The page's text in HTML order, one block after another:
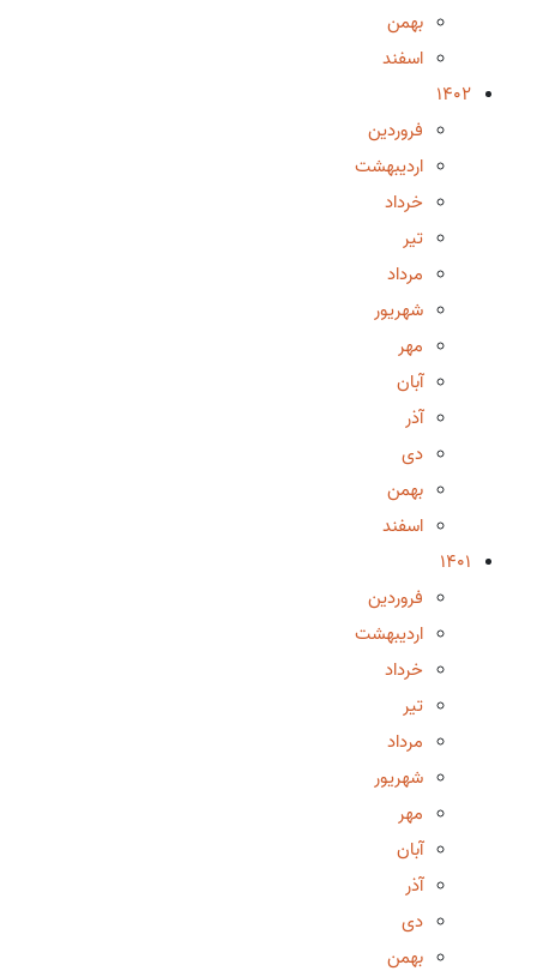
بهمن
اسفند
1402
فروردین
اردیبهشت
خرداد
تیر
مرداد
شهریور
مهر
آبان
آذر
دی
بهمن
اسفند
1401
فروردین
اردیبهشت
خرداد
تیر
مرداد
شهریور
مهر
آبان
آذر
دی
بهمن